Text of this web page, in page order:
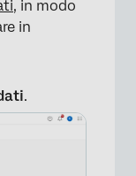
, in modo
in
.